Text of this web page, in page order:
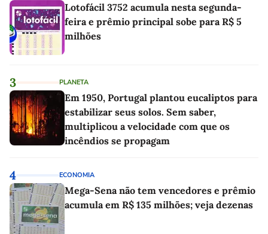
Lotofácil 3752 acumula nesta segunda-
feira e prêmio principal sobe para R$ 5
milhões
3 PLANETA
Em 1950, Portugal plantou eucaliptos para
estabilizar seus solos. Sem saber,
multiplicou a velocidade com que os
incêndios se propagam
4 ECONOMIA
Mega-Sena não tem vencedores e prêmio
acumula em R$ 135 milhões; veja dezenas